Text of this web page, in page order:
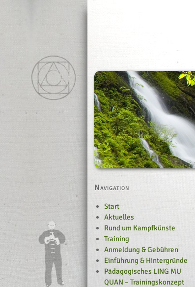
Navigation
Start
Aktuelles
Rund um Kampfkünste
Training
Anmeldung & Gebühren
Einführung & Hintergründe
Pädagogisches LING MU
QUAN – Trainingskonzept